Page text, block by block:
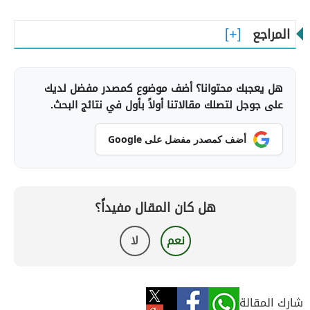
المراجع
هل يعجبك محتوانا؟ أضف موضوع كمصدر مفضل لديك
على جوجل لتصلك مقالاتنا أولاً بأول في نتائج البحث.
أضف كمصدر مفضل على Google
هل كان المقال مفيداً؟
نعم لا
شارك المقالة